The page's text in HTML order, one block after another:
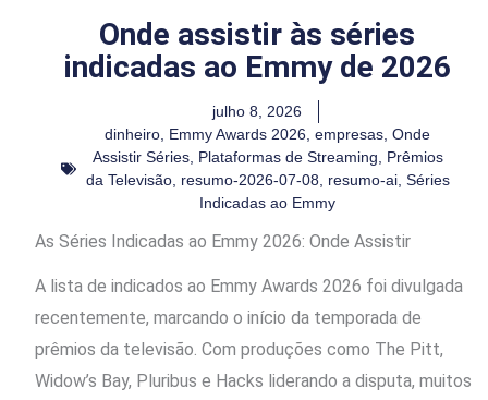
Onde assistir às séries
indicadas ao Emmy de 2026
julho 8, 2026
dinheiro, Emmy Awards 2026, empresas, Onde
Assistir Séries, Plataformas de Streaming, Prêmios
da Televisão, resumo-2026-07-08, resumo-ai, Séries
Indicadas ao Emmy
As Séries Indicadas ao Emmy 2026: Onde Assistir
A lista de indicados ao Emmy Awards 2026 foi divulgada
recentemente, marcando o início da temporada de
prêmios da televisão. Com produções como The Pitt,
Widow’s Bay, Pluribus e Hacks liderando a disputa, muitos